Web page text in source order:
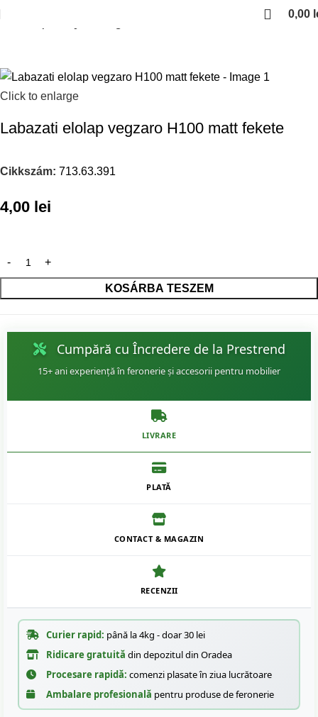
0,00
Click to enlarge
Labazati elolap vegzaro H100 matt fekete
Cikkszám: 713.63.391
4,00 lei
KOSÁRBA TESZEM
Cumpără cu Încredere de la Prestrend
15+ ani experiență în feronerie și accesorii pentru mobilier
LIVRARE
PLATĂ
CONTACT & MAGAZIN
RECENZII
Curier rapid: până la 4kg - doar 30 lei
Ridicare gratuită din depozitul din Oradea
Procesare rapidă: comenzi plasate în ziua lucrătoare
Ambalare profesională pentru produse de feronerie